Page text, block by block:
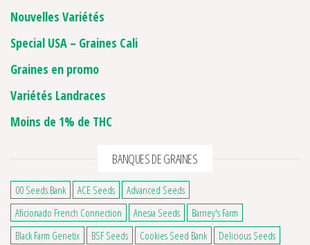
Nouvelles Variétés
Special USA – Graines Cali
Graines en promo
Variétés Landraces
Moins de 1% de THC
BANQUES DE GRAINES
00 Seeds Bank ACE Seeds
Advanced Seeds
Aficionado French Connection
Anesia Seeds
Barney's Farm
Black Farm Genetix
BSF Seeds Cookies Seed Bank
Delicious Seeds